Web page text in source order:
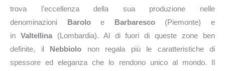
trova l’eccellenza della sua produzione nelle
denominazioni Baroloe Barbaresco (Piemonte) e
in Valtellina (Lombardia). Al di fuori di queste zone ben
definite, il Nebbiolo non regala più le caratteristiche di
spessore ed eleganza che lo rendono unico al mondo. Il